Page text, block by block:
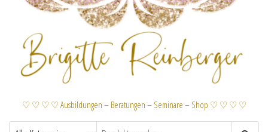
♡ ♡ ♡ ♡ Ausbildungen – Beratungen – Seminare – Shop ♡ ♡ ♡ ♡